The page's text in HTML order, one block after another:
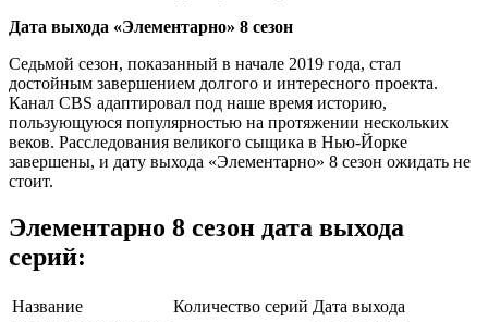
Дата выхода «Элементарно» 8 сезон
Седьмой сезон, показанный в начале 2019 года, стал
достойным завершением долгого и интересного проекта.
Канал CBS адаптировал под наше время историю,
пользующуюся популярностью на протяжении нескольких
веков. Расследования великого сыщика в Нью-Йорке
завершены, и дату выхода «Элементарно» 8 сезон ожидать не
стоит.
Элементарно 8 сезон дата выхода
серий:
Название Количество серий Дата выхода